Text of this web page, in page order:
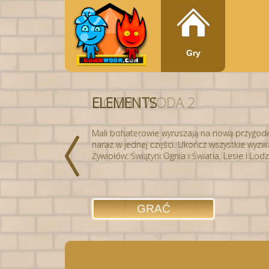
Gry
ELEMENTS
Mali bohaterowie wyruszają na nową
naraz w jednej części. Ukończ wszystkie
Żywiołów: Świątyni Ognia i Światła, Lesie i
GRAĆ
OGIEN I WODA 2
Ładny duet, jasne przedstawiciele dwóch
niebezpieczną podróż przez tajemnicze
chłopak chcesz dowiedzieć się o licznych i
GRAĆ